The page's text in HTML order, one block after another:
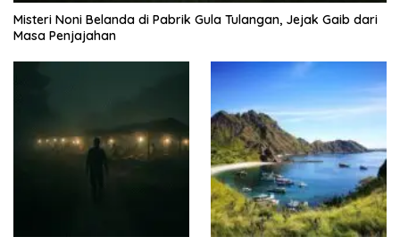
Misteri Noni Belanda di Pabrik Gula Tulangan, Jejak Gaib dari
Masa Penjajahan